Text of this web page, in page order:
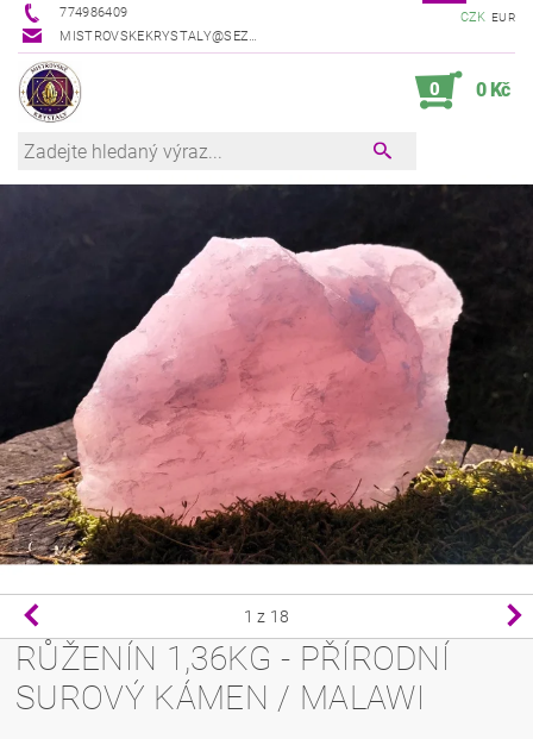
774986409
MISTROVSKEKRYSTALY@SEZNAM.CZ
CZK EUR
0 0 Kč
1 z 18
RŮŽENÍN 1,36KG - PŘÍRODNÍ
SUROVÝ KÁMEN / MALAWI